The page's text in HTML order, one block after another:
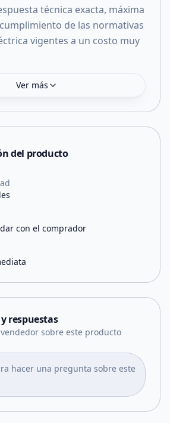
técnica exacta, máxima
de las normativas
vigentes a un costo muy
Ver más
del producto
con el comprador
respuestas
sobre este producto
hacer una pregunta sobre este